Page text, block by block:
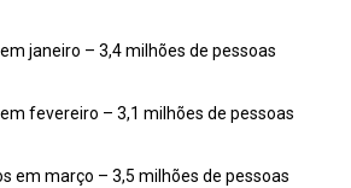
janeiro – 3,4 milhões de pessoas
fevereiro – 3,1 milhões de pessoas
em março – 3,5 milhões de pessoas